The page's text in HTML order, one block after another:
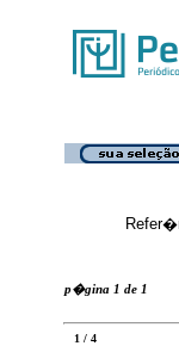
p�gina 1 de 1
1 / 4